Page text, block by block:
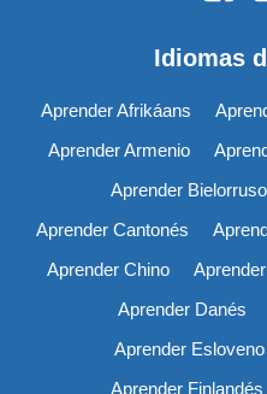
Idiomas
Aprender Afrikáans
Aprender Armenio
Aprender Bielorruso
Aprender Cantonés
Aprender Chino
Aprender Danés
Aprender Esloveno
Aprender Finlandés